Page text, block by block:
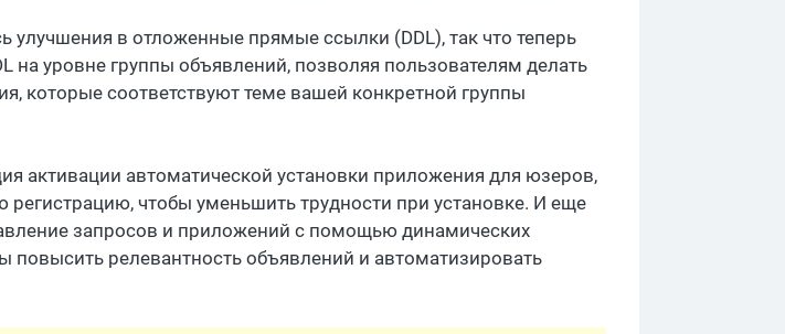
улучшения в отложенные прямые ссылки (DDL), так что теперь
на уровне группы объявлений, позволяя пользователям делать
которые соответствуют теме вашей конкретной группы
активации автоматической установки приложения для юзеров,
чтобы уменьшить трудности при установке. И еще
запросов и приложений с помощью динамических
повысить релевантность объявлений и автоматизировать